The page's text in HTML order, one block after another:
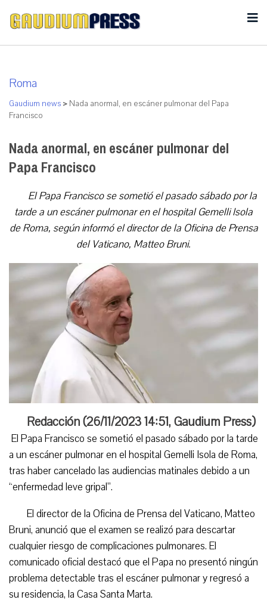
Roma
Gaudium news > Nada anormal, en escáner pulmonar del Papa
Francisco
Nada anormal, en escáner pulmonar del
Papa Francisco
El Papa Francisco se sometió el pasado sábado por la
tarde a un escáner pulmonar en el hospital Gemelli Isola
de Roma, según informó el director de la Oficina de Prensa
del Vaticano, Matteo Bruni.
Redacción (26/11/2023 14:51, Gaudium Press)
El Papa Francisco se sometió el pasado sábado por la tarde
a un escáner pulmonar en el hospital Gemelli Isola de Roma,
tras haber cancelado las audiencias matinales debido a un
“enfermedad leve gripal”.
El director de la Oficina de Prensa del Vaticano, Matteo
Bruni, anunció que el examen se realizó para descartar
cualquier riesgo de complicaciones pulmonares. El
comunicado oficial destacó que el Papa no presentó ningún
problema detectable tras el escáner pulmonar y regresó a
su residencia, la Casa Santa Marta.